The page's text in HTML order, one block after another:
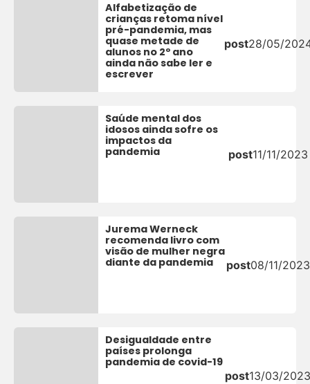
Alfabetização de
crianças retoma nível
pré-pandemia, mas
quase metade de
alunos no 2º ano
ainda não sabe ler e
escrever
post28/05/
Saúde mental dos
idosos ainda sofre os
impactos da
pandemia
post11/11/2023
Jurema Werneck
recomenda livro com
visão de mulher negra
diante da pandemia
post08/11/2023
Desigualdade entre
países prolonga
pandemia de covid-19
post13/03/